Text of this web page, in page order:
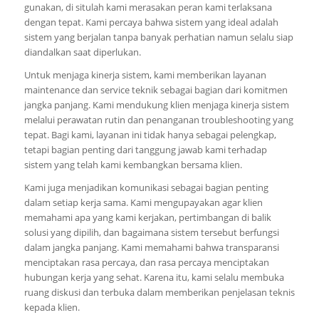
gunakan, di situlah kami merasakan peran kami terlaksana
dengan tepat. Kami percaya bahwa sistem yang ideal adalah
sistem yang berjalan tanpa banyak perhatian namun selalu siap
diandalkan saat diperlukan.
Untuk menjaga kinerja sistem, kami memberikan layanan
maintenance dan service teknik sebagai bagian dari komitmen
jangka panjang. Kami mendukung klien menjaga kinerja sistem
melalui perawatan rutin dan penanganan troubleshooting yang
tepat. Bagi kami, layanan ini tidak hanya sebagai pelengkap,
tetapi bagian penting dari tanggung jawab kami terhadap
sistem yang telah kami kembangkan bersama klien.
Kami juga menjadikan komunikasi sebagai bagian penting
dalam setiap kerja sama. Kami mengupayakan agar klien
memahami apa yang kami kerjakan, pertimbangan di balik
solusi yang dipilih, dan bagaimana sistem tersebut berfungsi
dalam jangka panjang. Kami memahami bahwa transparansi
menciptakan rasa percaya, dan rasa percaya menciptakan
hubungan kerja yang sehat. Karena itu, kami selalu membuka
ruang diskusi dan terbuka dalam memberikan penjelasan teknis
kepada klien.